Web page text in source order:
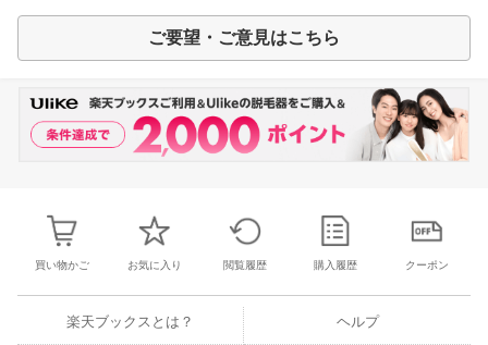
ご要望・ご意見はこちら
買い物かご お気に入り 閲覧履歴 購入履歴 クーポン
楽天ブックスとは？ ヘルプ